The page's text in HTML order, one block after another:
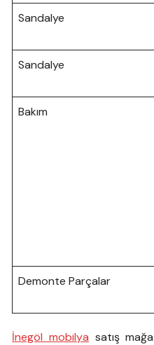
Sandalye
Sandalye
Bakım
Demonte Parçalar
İnegöl mobilya satış